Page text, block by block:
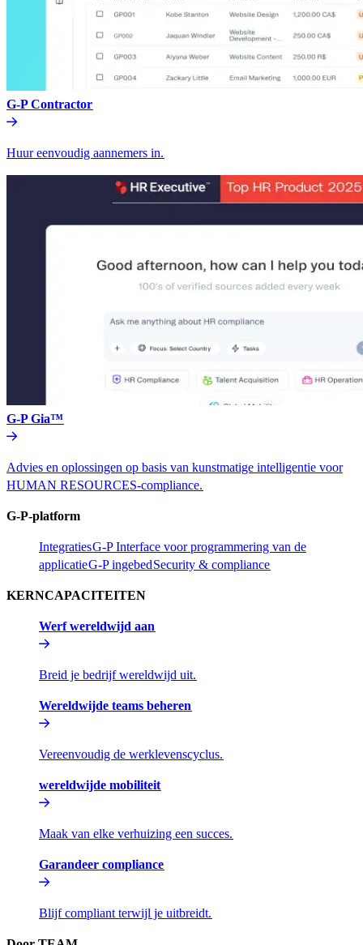
G-P Contractor​​
Huur eenvoudig aannemers in.​​
G-P Gia™​​
Advies en oplossingen op basis van kunstmatige intelligentie voor
HUMAN RESOURCES-compliance.​​
G-P-platform​​
Integraties​​G-P Interface voor programmering van de
applicatie​​G-P ingebed​​Security & compliance​​
KERNCAPACITEITEN​​
Werf wereldwijd aan​​
Breid je bedrijf wereldwijd uit.​​
Wereldwijde teams beheren​​
Vereenvoudig de werklevenscyclus.​​
wereldwijde mobiliteit​​
Maak van elke verhuizing een succes.​​
Garandeer compliance​​
Blijf compliant terwijl je uitbreidt.​​